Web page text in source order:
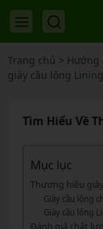
Trang chủ > Hướng
giày cầu lông Lining
Tìm Hiểu Về
Mục lục
Thương hiệu
Giày cầu lông
Giày cầu lông
Đánh giá chất